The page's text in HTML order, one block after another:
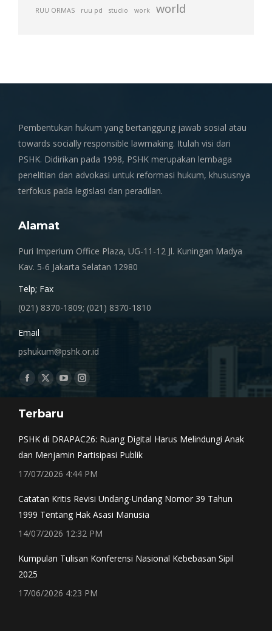
RUU ORMAS ruu pd studio work world
Pembentukan hukum yang bertanggung jawab sosial atau
towards socially responsible lawmaking. Itulah visi dari
PSHK. Didirikan pada 1998, PSHK merupakan lembaga
penelitian dan advokasi untuk reformasi hukum, khususnya
terfokus pada legislasi dan peradilan.
Alamat
Puri Imperium Office Plaza, UG-11-12 Jl. Kuningan Madya
Kav. 5-6 Jakarta Selatan 12980
Telp; Fax
(021) 8370-1809; (021) 8370-1810
Email
pshukum@pshk.or.id
Find us on:
Facebook
opens
window
X
opens
window
YouTube
opens
Instagram
window
Terbaru
PSHK di DRAPAC26: Ruang Digital Harus Melindungi Anak
dan Menjamin Partisipasi Publik
17/07/2026 4:44 PM
Catatan Kritis Revisi Undang-Undang Nomor 39 Tahun
1999 Tentang Hak Asasi Manusia
14/07/2026 12:32 PM
Kumpulan Tulisan Konferensi Nasional Kebebasan Sipil
2025
17/06/2026 4:23 PM